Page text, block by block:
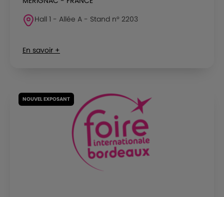
Hall 1 - Allée A - Stand n° 2203
En savoir +
NOUVEL EXPOSANT